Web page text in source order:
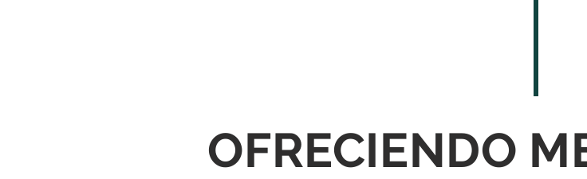
OFRECIENDO